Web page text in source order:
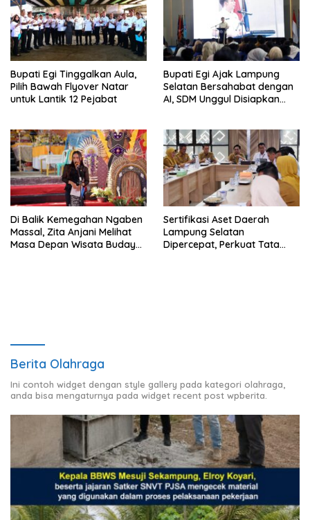
Bupati Egi Tinggalkan Aula,
Pilih Bawah Flyover Natar
untuk Lantik 12 Pejabat
Bupati Egi Ajak Lampung
Selatan Bersahabat dengan
AI, SDM Unggul Disiapkan
Di Balik Kemegahan Ngaben
Massal, Zita Anjani Melihat
Masa Depan Wisata Budaya
Sertifikasi Aset Daerah
Lampung Selatan
Dipercepat, Perkuat Tata
Berita Olahraga
Ini contoh widget dengan style gallery pada kategori olahraga,
anda bisa mengaturnya pada widget recent post wpberita.